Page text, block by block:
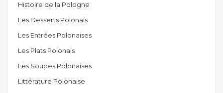
Histoire de la Pologne
Les Desserts Polonais
Les Entrées Polonaises
Les Plats Polonais
Les Soupes Polonaises
Littérature Polonaise